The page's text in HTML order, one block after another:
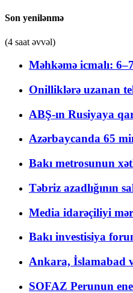
Son yenilənmə
(4 saat əvvəl)
Məhkəmə icmalı:
Onilliklərə uzanan
ABŞ-ın Rusiyaya
Azərbaycanda 65
Bakı metrosunun
Təbriz azadlığının
Media idarəçiliyi
Bakı investisiya
Ankara, İslamabad
SOFAZ Perunun